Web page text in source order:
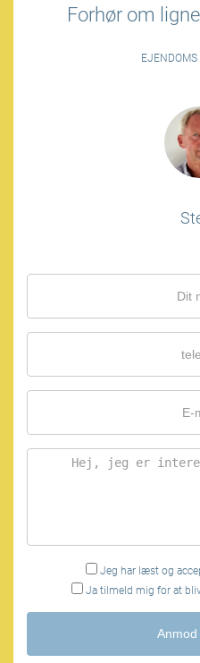
Forhør om
Jeg har læst og
Ja tilmeld mig for at